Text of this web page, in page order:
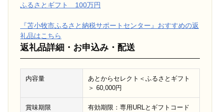
ふるさとギフト 100万円
『苫小牧市ふるさと納税サポートセンター』おすすめの返
礼品はこちら
返礼品詳細・お申込み・配送
内容量
あとからセレクト＜ふるさとギフト
＞ 60,000円
賞味期限
有効期限：専用URLとギフトコード